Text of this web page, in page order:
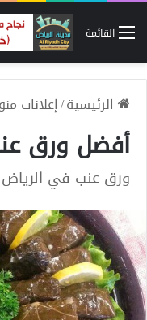
القائمة
الرئيسية/إعلانات
أفضل ورق
ورق عنب في الرياض